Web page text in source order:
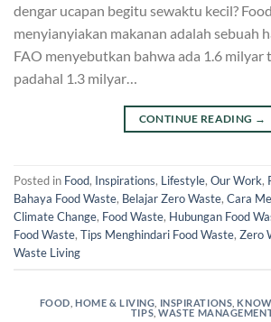
dengar ucapan begitu sewaktu kecil?
menyianyiakan makanan adalah sebuah
FAO menyebutkan bahwa ada 1.6 milyar
padahal 1.3 milyar…
CONTINUE READING →
Posted in Food, Inspirations, Lifestyle, Our Work,
Bahaya Food Waste, Belajar Zero Waste, Cara
Climate Change, Food Waste, Hubungan Food
Food Waste, Tips Menghindari Food Waste, Zero
Waste Living
FOOD ,HOME & LIVING INSPIRATIONS
TIPS,WASTE